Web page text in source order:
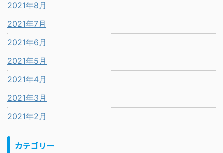
2021年8月
2021年7月
2021年6月
2021年5月
2021年4月
2021年3月
2021年2月
カテゴリー